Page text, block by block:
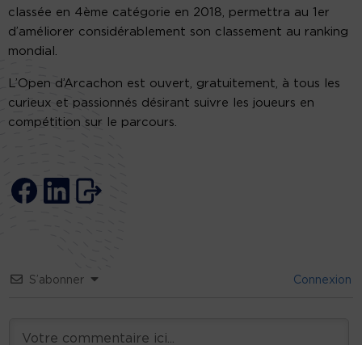
classée en 4ème catégorie en 2018, permettra au 1er
d’améliorer considérablement son classement au ranking
mondial.
L’Open d’Arcachon est ouvert, gratuitement, à tous les
curieux et passionnés désirant suivre les joueurs en
compétition sur le parcours.
S’abonner Connexion